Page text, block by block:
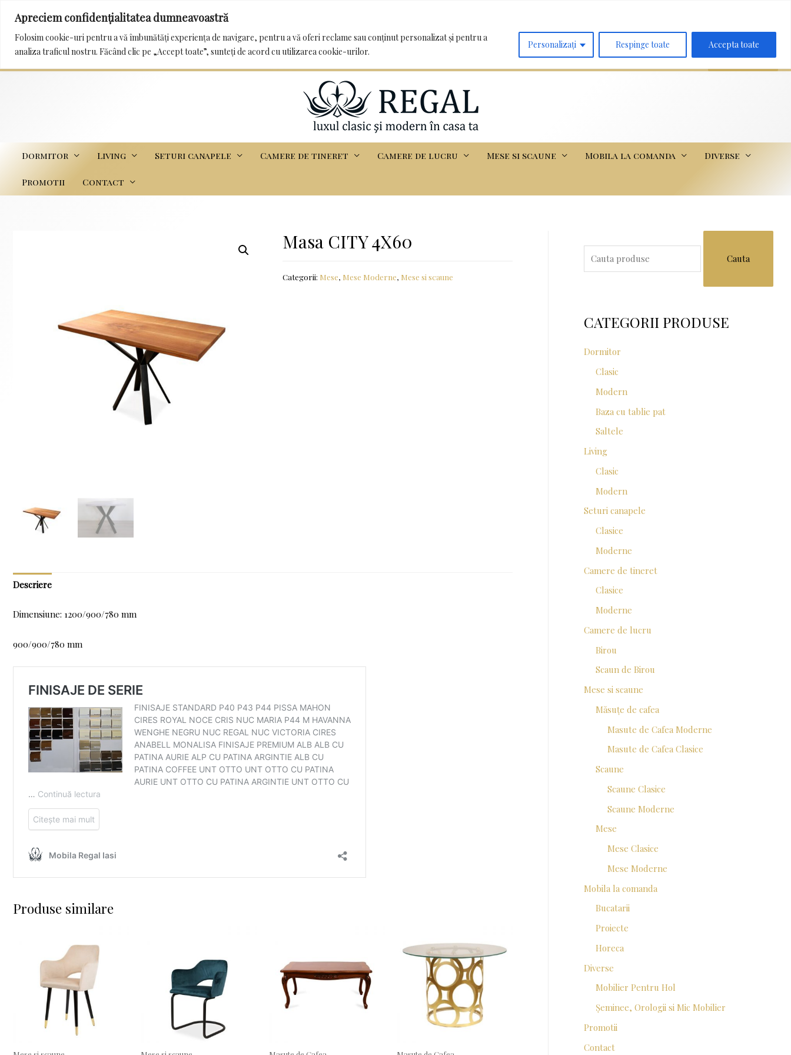
Apreciem confidențialitatea dumneavoastră
Folosim cookie-uri pentru a vă îmbunătăți experiența de navigare, pentru a vă oferi reclame sau conținut personalizat și pentru a
analiza traficul nostru. Făcând clic pe „Accept toate”, sunteți de acord cu utilizarea cookie-urilor.
Personalizați Respinge toate Accepta toate
0232 222 233 / 0745 989 114 mobila_trans@yahoo.com | Clădirea Basarabia - Iasi
Dormitor Living Seturi canapele Camere de tineret Camere de lucru Mese si scaune Mobila la comanda Diverse
Promotii Contact
Masa CITY 4X60
Categorii: Mese, Mese Moderne, Mese si scaune
Descriere
Dimensiune: 1200/900/780 mm
900/900/780 mm
Produse similare
a
h
CATEGORII PRODUSE
Dormitor
Clasic
Modern
Baza cu tablie pat
Saltele
Living
Clasic
Modern
Seturi canapele
Clasice
Moderne
Camere de tineret
Clasice
Moderne
Camere de lucru
Birou
Scaun de Birou
Mese si scaune
Măsuțe de cafea
Masute de Cafea Moderne
Masute de Cafea Clasice
Scaune
Scaune Clasice
Scaune Moderne
Mese
Mese Clasice
Mese Moderne
Mobila la comanda
Bucatarii
Proiecte
Horeca
Diverse
Mobilier Pentru Hol
Șeminee, Orologii si Mic Mobilier
Promotii
Contact